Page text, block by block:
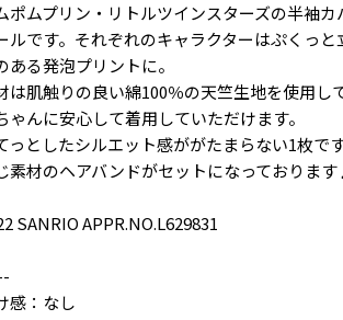
ポムプリン・リトルツインスターズの半袖カ
ルです。それぞれのキャラクターはぷくっと
ある発泡プリントに。
は肌触りの良い綿100％の天竺生地を使用し
ゃんに安心して着用していただけます。
っとしたシルエット感ががたまらない1枚で
素材のヘアバンドがセットになっておりま
SANRIO APPR.NO.L629831
感：なし